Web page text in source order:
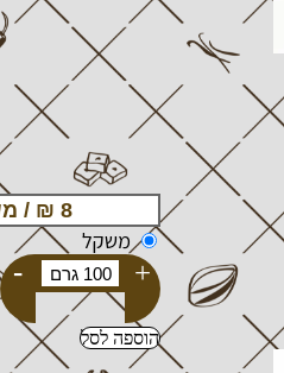
משקל
+
-
הוספה לסל